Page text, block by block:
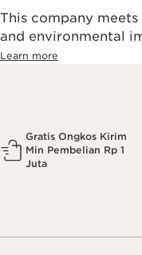
This company
and environmental
Learn more
Gratis Ongkos Kirim
Min Pembelian Rp 1
Juta